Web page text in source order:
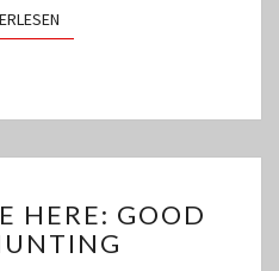
WEITERLESEN
NAME
HERE:
HERE: GOOD